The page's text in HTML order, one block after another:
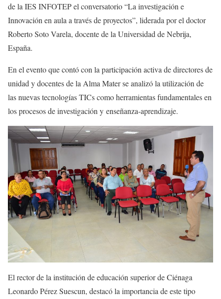
de la IES INFOTEP el conversatorio “La investigación e
Innovación en aula a través de proyectos”, liderada por el doctor
Roberto Soto Varela, docente de la Universidad de Nebrija,
España.
En el evento que contó con la participación activa de directores de
unidad y docentes de la Alma Mater se analizó la utilización de
las nuevas tecnologías TICs como herramientas fundamentales en
los procesos de investigación y enseñanza-aprendizaje.
El rector de la institución de educación superior de Ciénaga
Leonardo Pérez Suescun, destacó la importancia de este tipo